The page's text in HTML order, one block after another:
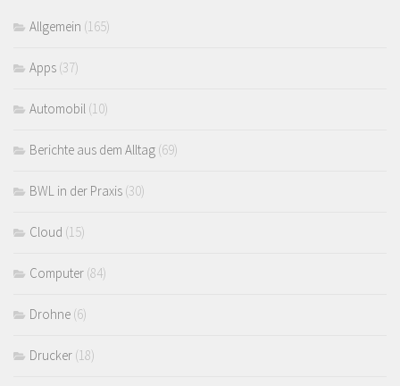
Allgemein (165)
Apps (37)
Automobil (10)
Berichte aus dem Alltag (69)
BWL in der Praxis (30)
Cloud (15)
Computer (84)
Drohne (6)
Drucker (18)